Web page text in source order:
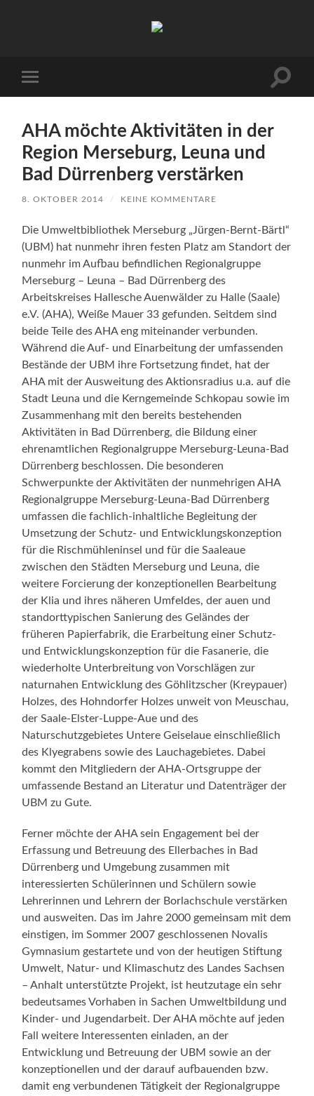
Saale
(AHA)
Menü
AHA möchte Aktivitäten in der
Region Merseburg, Leuna und
Bad Dürrenberg verstärken
8. OKTOBER 2014 / KEINE KOMMENTARE
Die Umweltbibliothek Merseburg „Jürgen-Bernt-Bärtl“
(UBM) hat nunmehr ihren festen Platz am Standort der
nunmehr im Aufbau befindlichen Regionalgruppe
Merseburg – Leuna – Bad Dürrenberg des
Arbeitskreises Hallesche Auenwälder zu Halle (Saale)
e.V. (AHA), Weiße Mauer 33 gefunden. Seitdem sind
beide Teile des AHA eng miteinander verbunden.
Während die Auf- und Einarbeitung der umfassenden
Bestände der UBM ihre Fortsetzung findet, hat der
AHA mit der Ausweitung des Aktionsradius u.a. auf die
Stadt Leuna und die Kerngemeinde Schkopau sowie im
Zusammenhang mit den bereits bestehenden
Aktivitäten in Bad Dürrenberg, die Bildung einer
ehrenamtlichen Regionalgruppe Merseburg-Leuna-Bad
Dürrenberg beschlossen. Die besonderen
Schwerpunkte der Aktivitäten der nunmehrigen AHA
Regionalgruppe Merseburg-Leuna-Bad Dürrenberg
umfassen die fachlich-inhaltliche Begleitung der
Umsetzung der Schutz- und Entwicklungskonzeption
für die Rischmühleninsel und für die Saaleaue
zwischen den Städten Merseburg und Leuna, die
weitere Forcierung der konzeptionellen Bearbeitung
der Klia und ihres näheren Umfeldes, der auen und
standorttypischen Sanierung des Geländes der
früheren Papierfabrik, die Erarbeitung einer Schutz-
und Entwicklungskonzeption für die Fasanerie, die
wiederholte Unterbreitung von Vorschlägen zur
naturnahen Entwicklung des Göhlitzscher (Kreypauer)
Holzes, des Hohndorfer Holzes unweit von Meuschau,
der Saale-Elster-Luppe-Aue und des
Naturschutzgebietes Untere Geiselaue einschließlich
des Klyegrabens sowie des Lauchagebietes. Dabei
kommt den Mitgliedern der AHA-Ortsgruppe der
umfassende Bestand an Literatur und Datenträger der
UBM zu Gute.
Ferner möchte der AHA sein Engagement bei der
Erfassung und Betreuung des Ellerbaches in Bad
Dürrenberg und Umgebung zusammen mit
interessierten Schülerinnen und Schülern sowie
Lehrerinnen und Lehrern der Borlachschule verstärken
und ausweiten. Das im Jahre 2000 gemeinsam mit dem
einstigen, im Sommer 2007 geschlossenen Novalis
Gymnasium gestartete und von der heutigen Stiftung
Umwelt, Natur- und Klimaschutz des Landes Sachsen
– Anhalt unterstützte Projekt, ist heutzutage ein sehr
bedeutsames Vorhaben in Sachen Umweltbildung und
Kinder- und Jugendarbeit. Der AHA möchte auf jeden
Fall weitere Interessenten einladen, an der
Entwicklung und Betreuung der UBM sowie an der
konzeptionellen und der darauf aufbauenden bzw.
damit eng verbundenen Tätigkeit der Regionalgruppe